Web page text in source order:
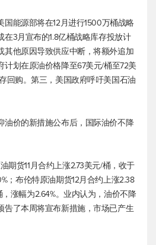
能源部将在12月进行1500万桶战略
3月宣布的1.8亿桶战略库存投放计
其他原因导致供应中断，将额外追加
计划在原油价格降至67美元/桶至72美
回购。第三，美国政府呼吁美国石油
油价的新措施公布后，国际油价不降
期货11月合约上涨2.73美元/桶，收于
；布伦特原油期货12月合约上涨2.38
涨幅为2.64%。业内认为，油价不降
告了本周将宣布新措施，市场已产生